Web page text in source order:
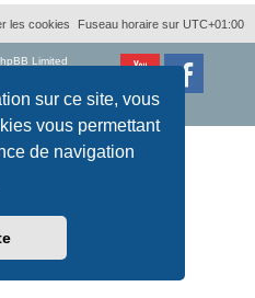
sur ce site, vous
vous permettant
de navigation
Fuseau horaire sur UTC+01:00
les cookies
Limited